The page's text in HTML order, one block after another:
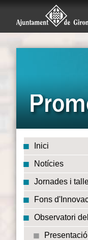
Inici
Notícies
Jornades i
Fons
Observatori
Presentació